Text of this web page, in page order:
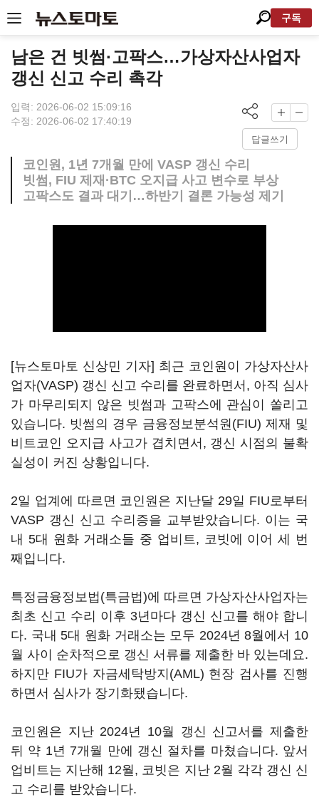
구독
남은 건 빗썸·고팍스…가상자산사업자
갱신 신고 수리 촉각
입력: 2026-06-02 15:09:16
수정: 2026-06-02 17:40:19
답글쓰기
코인원, 1년 7개월 만에 VASP 갱신 수리
빗썸, FIU 제재·BTC 오지급 사고 변수로 부상
고팍스도 결과 대기…하반기 결론 가능성 제기
[뉴스토마토 신상민 기자] 최근 코인원이 가상자산사
업자(VASP) 갱신 신고 수리를 완료하면서, 아직 심사
가 마무리되지 않은 빗썸과 고팍스에 관심이 쏠리고
있습니다. 빗썸의 경우 금융정보분석원(FIU) 제재 및
비트코인 오지급 사고가 겹치면서, 갱신 시점의 불확
실성이 커진 상황입니다.
2일 업계에 따르면 코인원은 지난달 29일 FIU로부터
VASP 갱신 신고 수리증을 교부받았습니다. 이는 국
내 5대 원화 거래소들 중 업비트, 코빗에 이어 세 번
째입니다.
특정금융정보법(특금법)에 따르면 가상자산사업자는
최초 신고 수리 이후 3년마다 갱신 신고를 해야 합니
다. 국내 5대 원화 거래소는 모두 2024년 8월에서 10
월 사이 순차적으로 갱신 서류를 제출한 바 있는데요.
하지만 FIU가 자금세탁방지(AML) 현장 검사를 진행
하면서 심사가 장기화됐습니다.
코인원은 지난 2024년 10월 갱신 신고서를 제출한
뒤 약 1년 7개월 만에 갱신 절차를 마쳤습니다. 앞서
업비트는 지난해 12월, 코빗은 지난 2월 각각 갱신 신
고 수리를 받았습니다.